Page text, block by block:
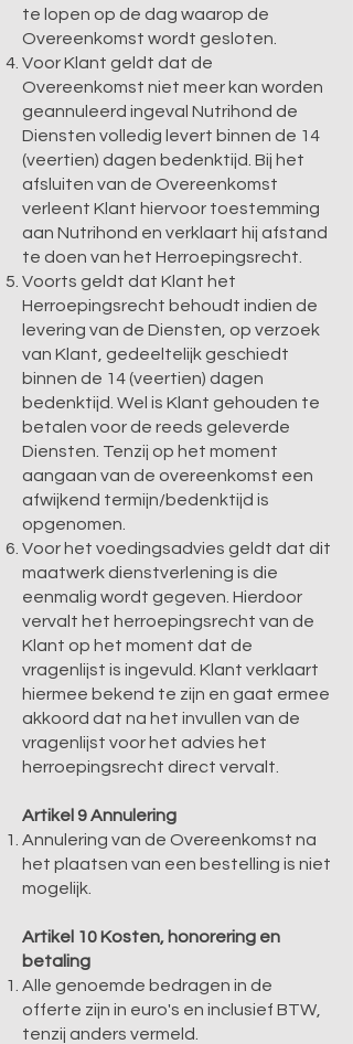
te lopen op de dag waarop de
Overeenkomst wordt gesloten.
Voor Klant geldt dat de
Overeenkomst niet meer kan worden
geannuleerd ingeval Nutrihond de
Diensten volledig levert binnen de 14
(veertien) dagen bedenktijd. Bij het
afsluiten van de Overeenkomst
verleent Klant hiervoor toestemming
aan Nutrihond en verklaart hij afstand
te doen van het Herroepingsrecht.
Voorts geldt dat Klant het
Herroepingsrecht behoudt indien de
levering van de Diensten, op verzoek
van Klant, gedeeltelijk geschiedt
binnen de 14 (veertien) dagen
bedenktijd. Wel is Klant gehouden te
betalen voor de reeds geleverde
Diensten. Tenzij op het moment
aangaan van de overeenkomst een
afwijkend termijn/bedenktijd is
opgenomen.
Voor het voedingsadvies geldt dat dit
maatwerk dienstverlening is die
eenmalig wordt gegeven. Hierdoor
vervalt het herroepingsrecht van de
Klant op het moment dat de
vragenlijst is ingevuld. Klant verklaart
hiermee bekend te zijn en gaat ermee
akkoord dat na het invullen van de
vragenlijst voor het advies het
herroepingsrecht direct vervalt.
Artikel 9 Annulering
Annulering van de Overeenkomst na
het plaatsen van een bestelling is niet
mogelijk.
Artikel 10 Kosten, honorering en
betaling
Alle genoemde bedragen in de
offerte zijn in euro's en inclusief BTW,
tenzij anders vermeld.